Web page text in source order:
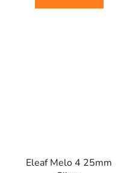
Eleaf Melo 4 25mm